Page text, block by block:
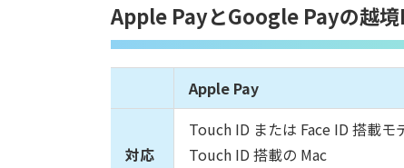
Apple PayとGoogle Payの越境
Apple Pay
対応
Touch ID または Face ID 搭載
Touch ID 搭載の Mac